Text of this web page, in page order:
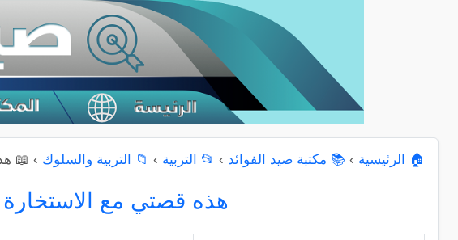
🏠 الرئيسية › 📚 مكتبة صيد الفوائد › 📂 التربية › 📁 التربية والسلوك ›
📖
هذه قصتي مع